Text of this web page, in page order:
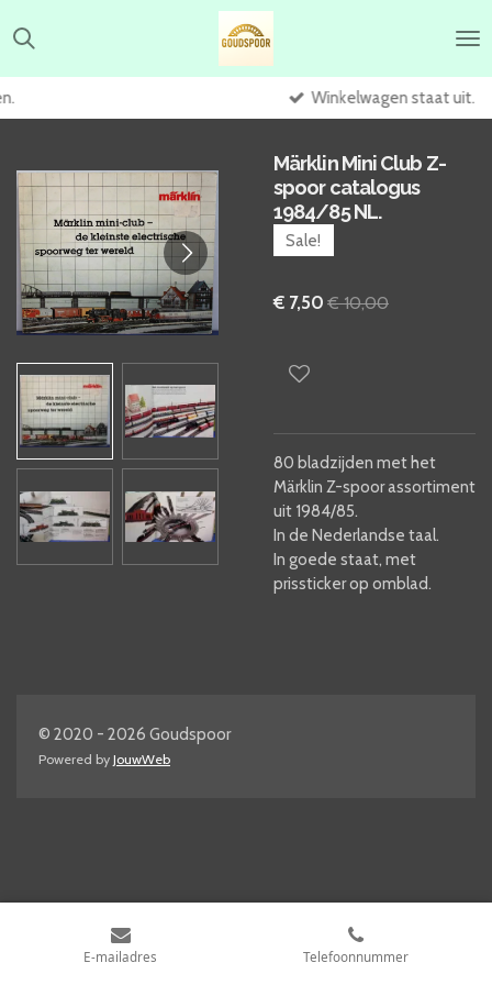
direct
de
hoofdinhoud
Winkelwagen staat uit.
Märklin Mini Club Z-
spoor catalogus
1984/85 NL.
Sale!
€ 7,50 € 10,00
80 bladzijden met het
Märklin Z-spoor assortiment
uit 1984/85.
In de Nederlandse taal.
In goede staat, met
prissticker op omblad.
© 2020 - 2026 Goudspoor
Powered by JouwWeb
E-mailadres Telefoonnummer